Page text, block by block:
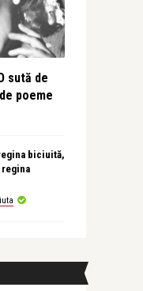
sută de
poeme
biciuită,